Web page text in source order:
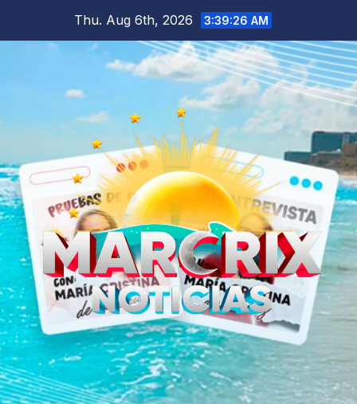
Thu. Aug 6th, 2026 3:39:28 AM